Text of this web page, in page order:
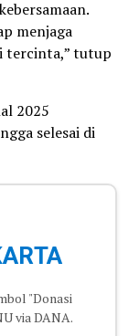
menjaga
tercinta,” tutup
2025
selesai di
"Donasi
via DANA.